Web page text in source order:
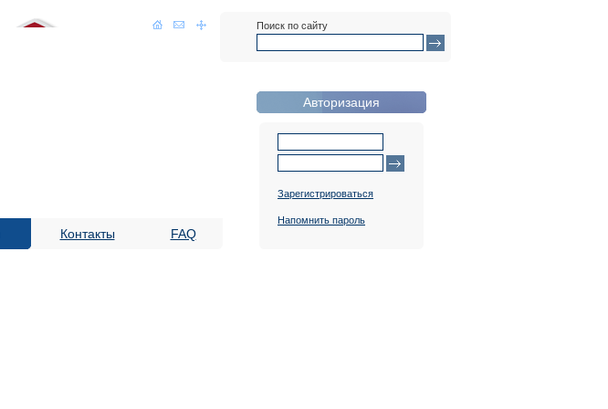
Поиск по сайту
Контакты FAQ
Авторизация
Зарегистрироваться
Напомнить пароль